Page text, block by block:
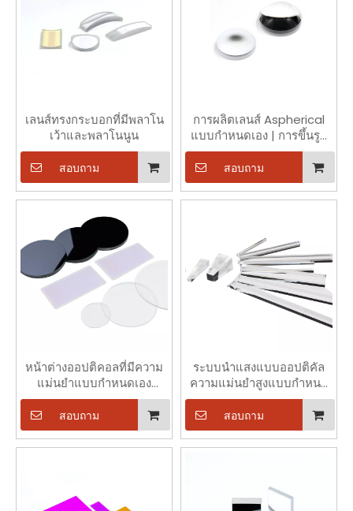
เลนส์ทรงกระบอกที่มีพลาโน
เว้าและพลาโนนูน
สอบถาม
การผลิตเลนส์ Aspherical
แบบกำหนดเอง | การขึ้นรูป
แบบแม่นยำและการขัดเงา |
EO ที่เพิ่มขึ้น | เส้นผ่าน
ศูนย์กลาง 15-120 มม. /
ความเยื้องศูนย์กลาง <5′
สอบถาม
หน้าต่างออปติคอลที่มีความ
แม่นยำแบบกำหนดเอง
สำหรับการปกป้องจอแสดงผล
สอบถาม
ระบบนำแสงแบบออปติคัล
ความแม่นยำสูงแบบกำหนด
เองสำหรับการฉายภาพ
สอบถาม